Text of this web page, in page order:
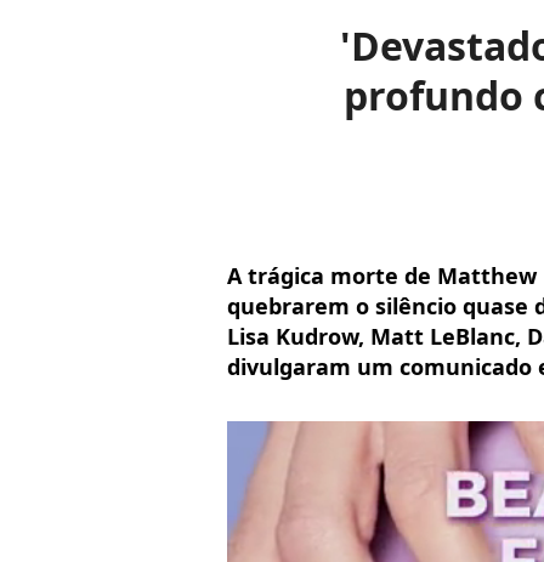
profundo
A trágica morte de Matthew
quebrarem o silêncio quase
Lisa Kudrow, Matt LeBlanc,
divulgaram um comunicado